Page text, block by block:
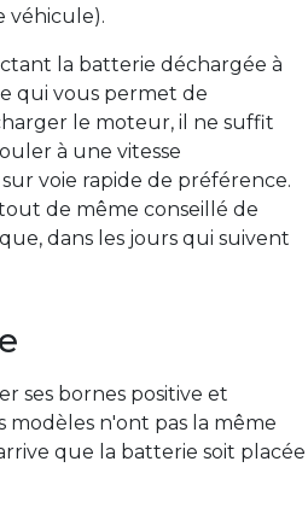
véhicule).
la batterie déchargée à
qui vous permet de
le moteur, il ne suffit
à une vitesse
voie rapide de préférence.
de même conseillé de
dans les jours qui suivent
ses bornes positive et
modèles n'ont pas la même
que la batterie soit placée